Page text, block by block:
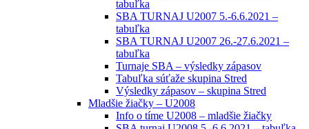
tabuľka
SBA TURNAJ U2007 5.-6.6.2021 –
tabuľka
SBA TURNAJ U2007 26.-27.6.2021 –
tabuľka
Turnaje SBA – výsledky zápasov
Tabuľka súťaže skupina Stred
Výsledky zápasov – skupina Stred
Mladšie žiačky – U2008
Info o tíme U2008 – mladšie žiačky